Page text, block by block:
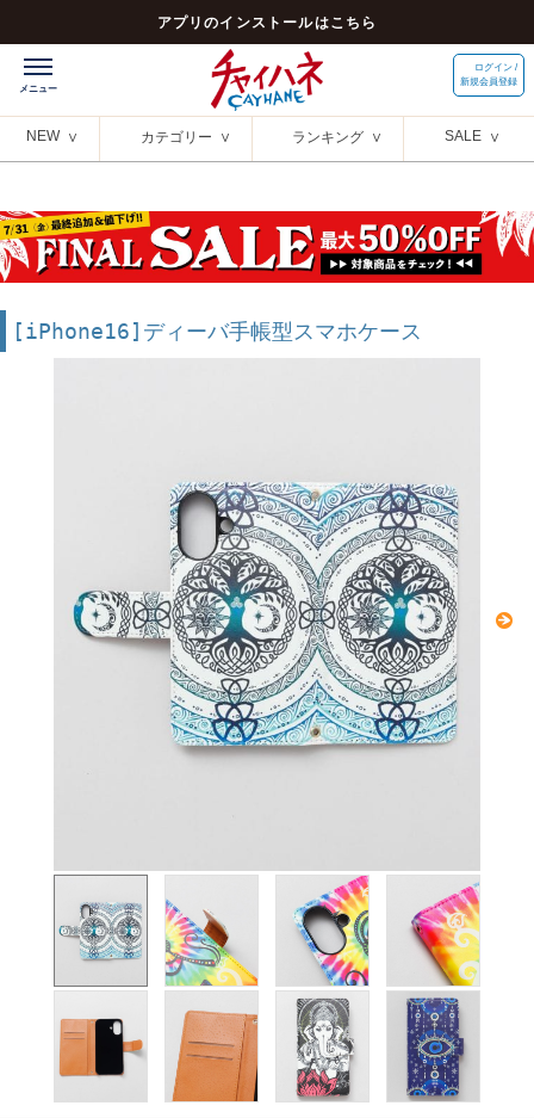
アプリのインストールはこちら
ログイン /
新規会員登録
NEW カテゴリー ランキング SALE
[iPhone16]ディーバ手帳型スマホケース